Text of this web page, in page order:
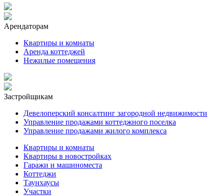
Арендаторам
Квартиры и комнаты
Аренда коттеджей
Нежилые помещения
Застройщикам
Девелоперский консалтинг загородной недвижимости
Управление продажами коттеджного поселка
Управление продажами жилого комплекса
Квартиры и комнаты
Квартиры в новостройках
Гаражи и машиноместа
Коттеджи
Таунхаусы
Участки